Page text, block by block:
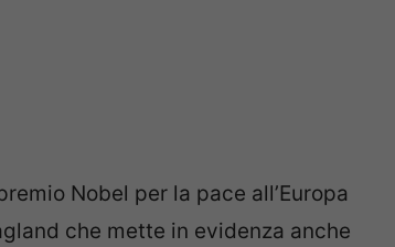
Nobel per la pace all’Europa
che mette in evidenza anche